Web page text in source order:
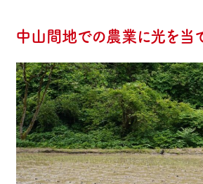
中山間地での農業に光を当